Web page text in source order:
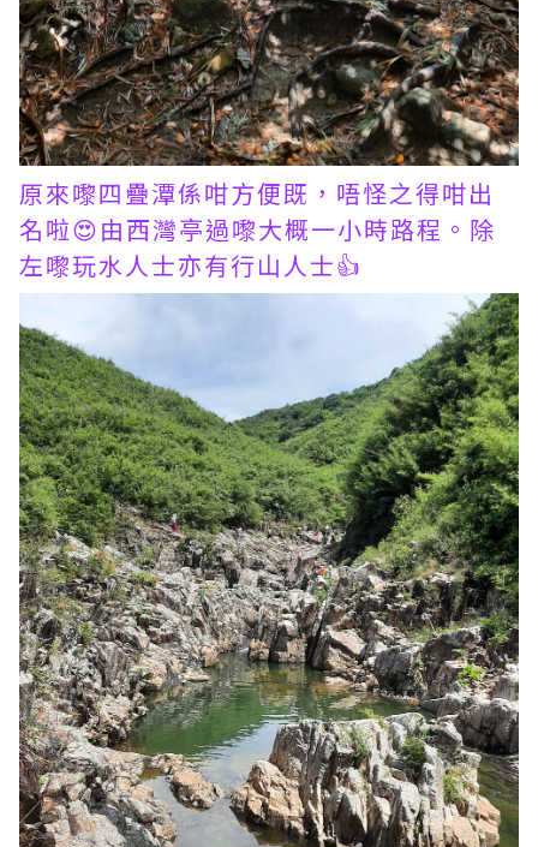
原來嚟四疊潭係咁方便既，唔怪之得咁出
名啦😍由西灣亭過嚟大概一小時路程。除
左嚟玩水人士亦有行山人士👍